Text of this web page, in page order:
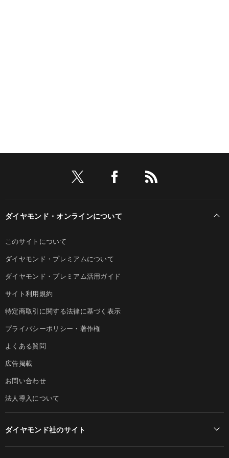
ダイヤモンド・オンラインについて
このサイトについて
ダイヤモンド・プレミアムについて
ダイヤモンド・プレミアム活用ガイド
サイト利用規約
特定商取引に関する法律に基づく表示
プライバシーポリシー・著作権
よくある質問
広告掲載
お問い合わせ
法人導入について
ダイヤモンド社のサイト